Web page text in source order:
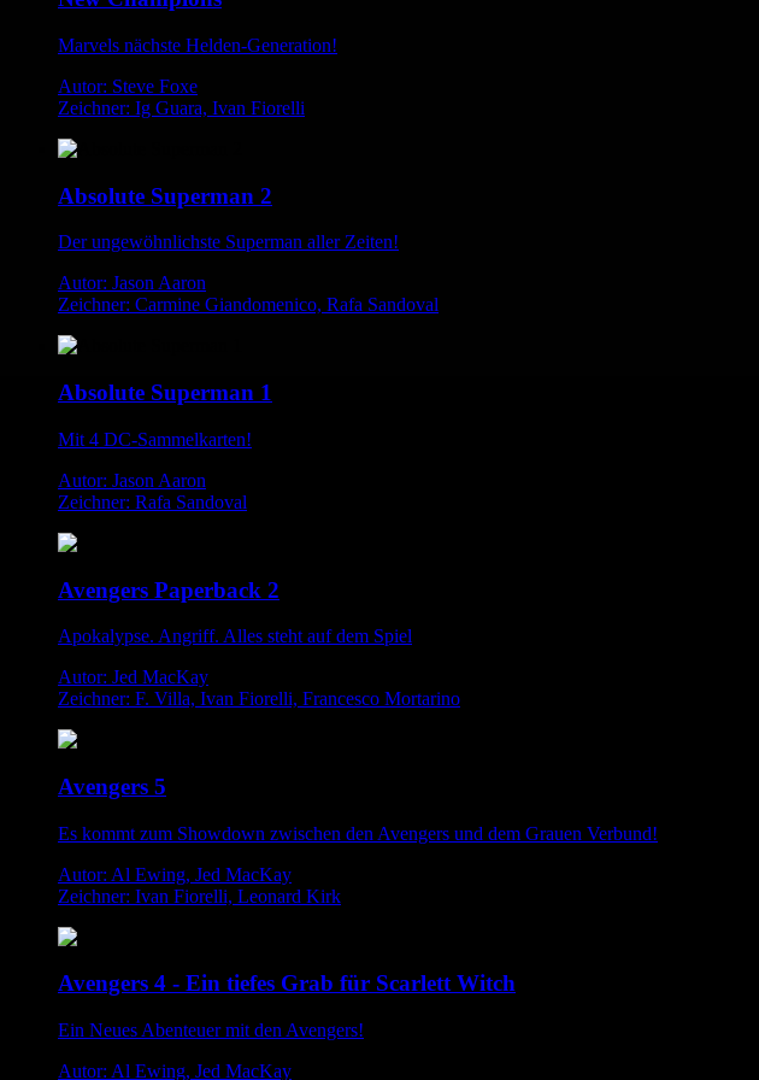
Marvels nächste Helden-Generation!
Autor: Steve Foxe
Zeichner: Ig Guara, Ivan Fiorelli
Absolute Superman 2
Der ungewöhnlichste Superman aller Zeiten!
Autor: Jason Aaron
Zeichner: Carmine Giandomenico, Rafa Sandoval
Absolute Superman 1
Mit 4 DC-Sammelkarten!
Autor: Jason Aaron
Zeichner: Rafa Sandoval
Avengers Paperback 2
Apokalypse. Angriff. Alles steht auf dem Spiel
Autor: Jed MacKay
Zeichner: F. Villa, Ivan Fiorelli, Francesco Mortarino
Avengers 5
Es kommt zum Showdown zwischen den Avengers und dem Grauen Verbund!
Autor: Al Ewing, Jed MacKay
Zeichner: Ivan Fiorelli, Leonard Kirk
Avengers 4 - Ein tiefes Grab für Scarlett Witch
Ein Neues Abenteuer mit den Avengers!
Autor: Al Ewing, Jed MacKay